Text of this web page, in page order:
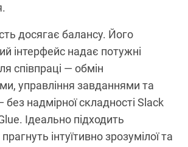
досягає балансу. Його
інтерфейс надає потужні
співпраці — обмін
управління завданнями та
без надмірної складності Slack
Ідеально підходить
інтуїтивно зрозумілої та